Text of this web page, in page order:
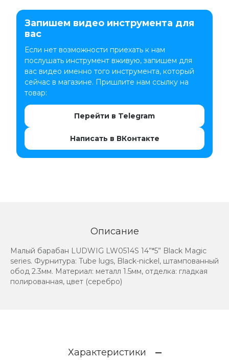
Запишем видео инструмента для
вас
Если нет возможности приехать к нам
послушать инструмент вживую, запишем для
вас видео именно того инструмента, который
сейчас в магазине. Пришлите нам ссылку на
товар:
Перейти в Telegram
Написать в ВКонтакте
Описание
Малый барабан LUDWIG LW0514S 14”*5” Black Magic
series. Фурнитура: Tube lugs, Black-nickel, штампованный
обод 2.3мм. Материал: металл 1.5мм, отделка: гладкая
полированная, цвет (серебро)
Характеристики